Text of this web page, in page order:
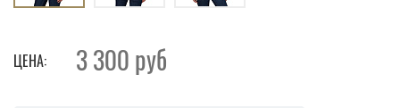
ЦЕНА: 3 300 руб